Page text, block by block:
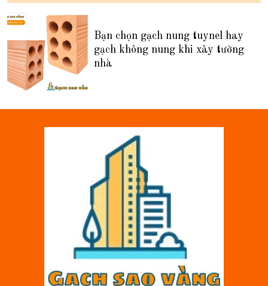
Bạn chọn gạch nung tuynel hay
gạch không nung khi xây tường
nhà